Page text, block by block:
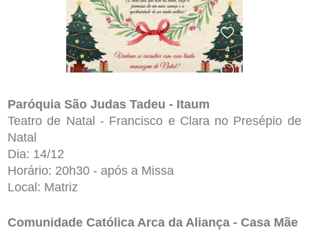
Paróquia São Judas Tadeu - Itaum
Teatro de Natal - Francisco e Clara no Presépio de
Natal
Dia: 14/12
Horário: 20h30 - após a Missa
Local: Matriz
Comunidade Católica Arca da Aliança - Casa Mãe